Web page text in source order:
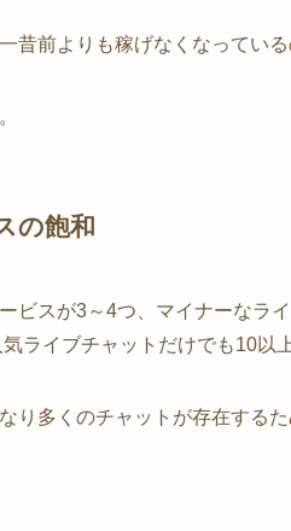
昔前よりも稼げなくなっている
の飽和
ビスが3～4つ、マイナーなラ
ライブチャットだけでも10以
り多くのチャットが存在する